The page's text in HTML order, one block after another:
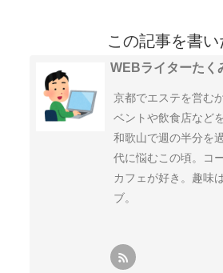
この記事を書い
WEBライターたく
京都でエステを営む
ベントや飲食店など
和歌山で週の半分を
代に悩むこの頃。コ
カフェが好き。趣味
ブ。